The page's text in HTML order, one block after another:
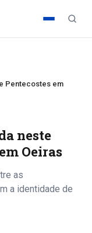
Pentecostes em
neste
Oeiras
as
a identidade de